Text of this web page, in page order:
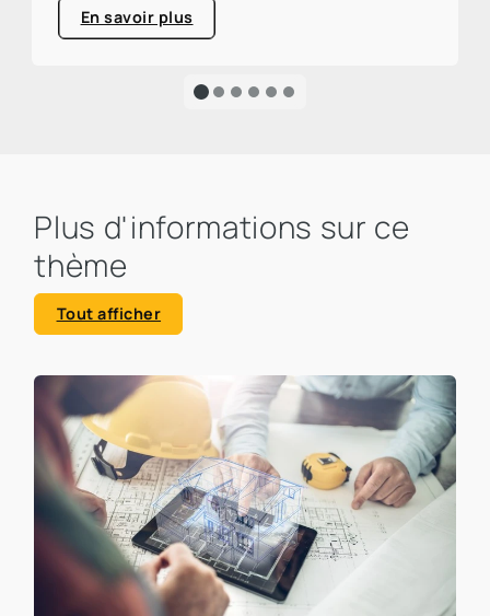
construction et de l'immobilier est
responsable d'environ un tiers des émissions
appelle à l'action et souligne clairement
En savoir plus
Plus d'informations sur ce
thème
Tout afficher